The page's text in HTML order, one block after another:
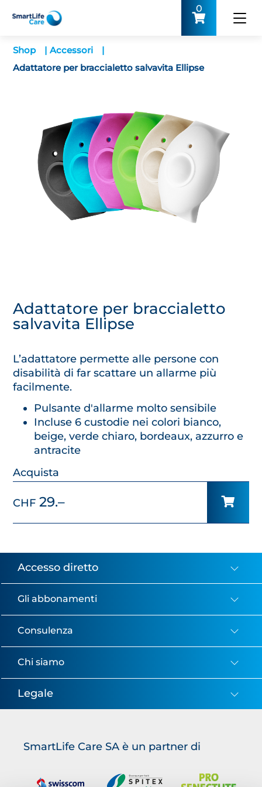
0
Shop | Accessori
|
Adattatore per braccialetto salvavita Ellipse
Adattatore per braccialetto
salvavita Ellipse
L’adattatore permette alle persone con
disabilità di far scattare un allarme più
facilmente.
Pulsante d'allarme molto sensibile
Incluse 6 custodie nei colori bianco,
beige, verde chiaro, bordeaux, azzurro e
antracite
Acquista
CHF 29.–
Accesso diretto
Gli abbonamenti
Consulenza
Chi siamo
Legale
SmartLife Care SA è un partner di